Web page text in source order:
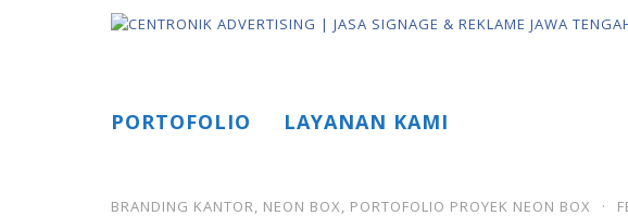
PORTOFOLIO LAYANAN KAMI
BRANDING KANTOR, NEON BOX, PORTOFOLIO PROYEK NEON BOX ·